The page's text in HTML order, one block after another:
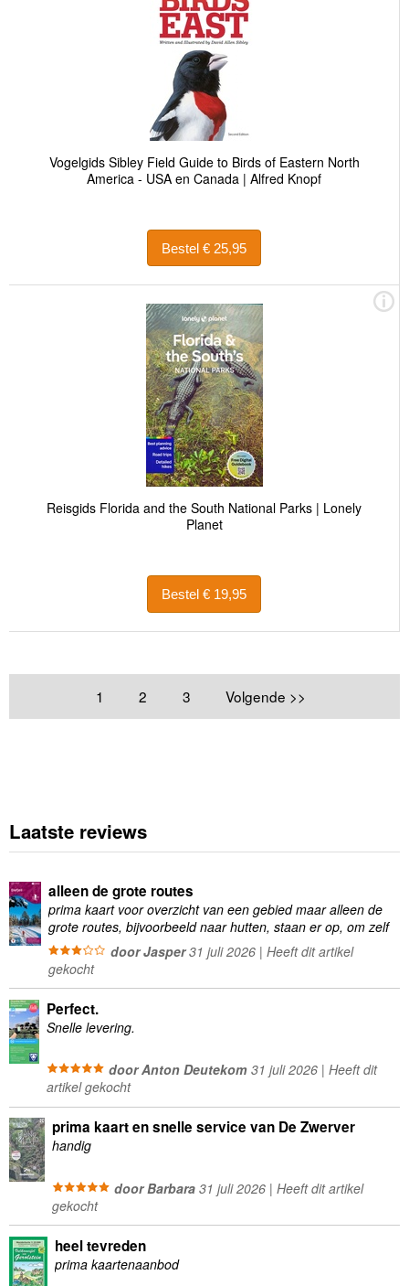
Vogelgids Sibley Field Guide to Birds of Eastern North
America - USA en Canada | Alfred Knopf
Bestel € 25,95
Reisgids Florida and the South National Parks | Lonely
Planet
Bestel € 19,95
1 2 3 Volgende >>
Laatste reviews
alleen de grote routes
prima kaart voor overzicht van een gebied maar alleen de
grote routes, bijvoorbeeld naar hutten, staan er op, om zelf
wandelingen te plannen minder geschikt
door Jasper31 juli 2026 | Heeft dit artikel
gekocht
Perfect.
Snelle levering.
door Anton Deutekom31 juli 2026 | Heeft dit
artikel gekocht
prima kaart en snelle service van De Zwerver
handig
door Barbara31 juli 2026 | Heeft dit artikel
gekocht
heel tevreden
prima kaartenaanbod